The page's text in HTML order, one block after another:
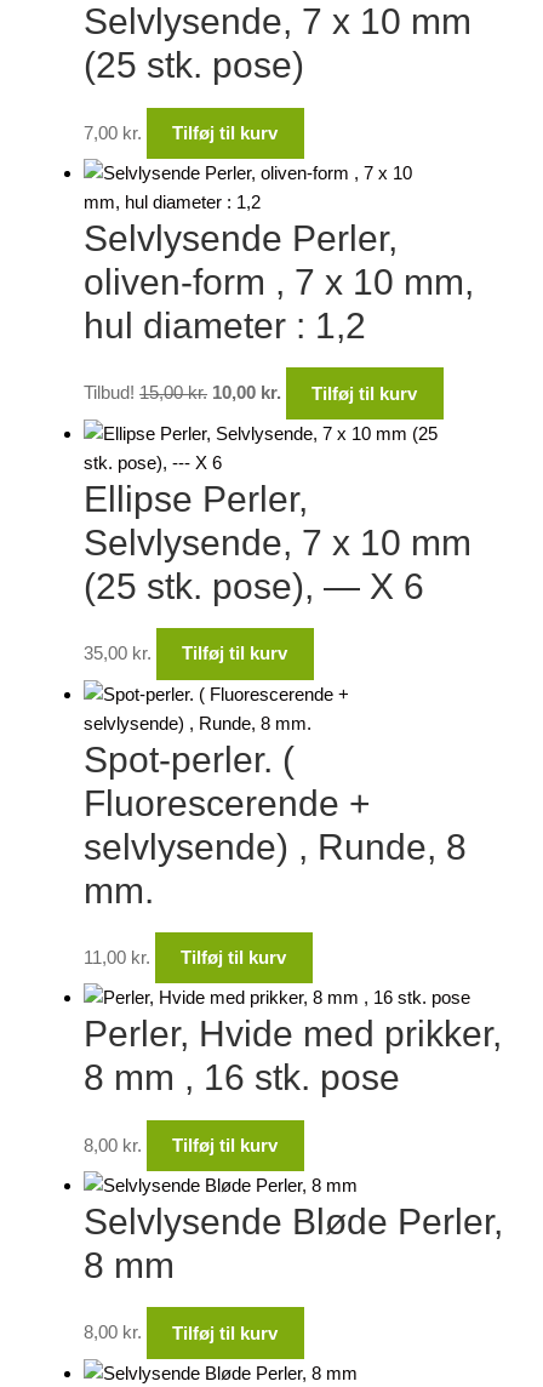
Selvlysende, 7 x 10 mm
(25 stk. pose)
7,00 kr. Tilføj til kurv
Selvlysende Perler,
oliven-form , 7 x 10 mm,
hul diameter : 1,2
Tilbud! 15,00kr.
pris
var:
15,00 kr..
10,00 kr.
pris
10,00 kr..
Tilføj til kurv
Ellipse Perler,
Selvlysende, 7 x 10 mm
(25 stk. pose), — X 6
35,00 kr. Tilføj til kurv
Spot-perler. (
Fluorescerende +
selvlysende) , Runde, 8
mm.
11,00 kr. Tilføj til kurv
Perler, Hvide med prikker,
8 mm , 16 stk. pose
8,00 kr. Tilføj til kurv
Selvlysende Bløde Perler,
8 mm
8,00 kr. Tilføj til kurv